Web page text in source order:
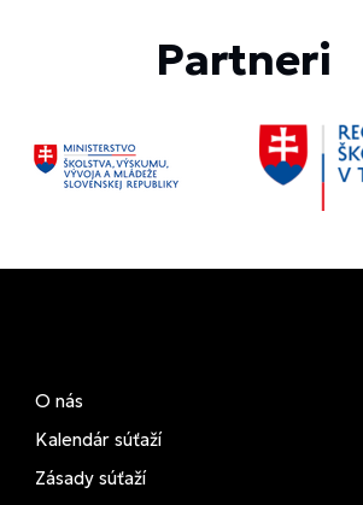
Partneri
O nás
Kalendár súťaží
Zásady súťaží